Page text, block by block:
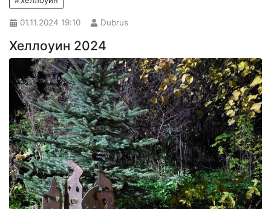
01.11.2024 19:10 Dubrus
Хеллоуин 2024